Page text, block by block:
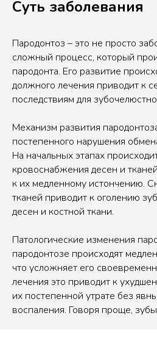
Суть заболевания
Пародонтоз – это не просто
сложный процесс, который
пародонта. Его развитие
должного лечения приводит к
последствиям для
Механизм развития
постепенного нарушения
На начальных этапах
кровоснабжения десен и
к их медленному истончению.
тканей приводит к оголению
десен и костной ткани.
Патологические изменения
пародонтозе происходят
что усложняет его
лечения это приводит к
их постепенной утрате без
воспаления. Говоря проще,